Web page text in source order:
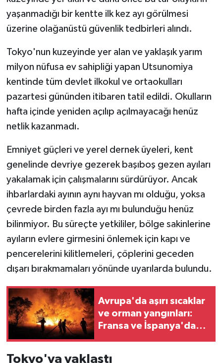
yaşanmadığı bir kentte ilk kez ayı görülmesi
üzerine olağanüstü güvenlik tedbirleri alındı.
Tokyo'nun kuzeyinde yer alan ve yaklaşık yarım
milyon nüfusa ev sahipliği yapan Utsunomiya
kentinde tüm devlet ilkokul ve ortaokulları
pazartesi gününden itibaren tatil edildi. Okulların
hafta içinde yeniden açılıp açılmayacağı henüz
netlik kazanmadı.
Emniyet güçleri ve yerel dernek üyeleri, kent
genelinde devriye gezerek başıboş gezen ayıları
yakalamak için çalışmalarını sürdürüyor. Ancak
ihbarlardaki ayının aynı hayvan mı olduğu, yoksa
çevrede birden fazla ayı mı bulunduğu henüz
bilinmiyor. Bu süreçte yetkililer, bölge sakinlerine
ayıların evlere girmesini önlemek için kapı ve
pencerelerini kilitlemeleri, çöplerini geceden
dışarı bırakmamaları yönünde uyarılarda bulundu.
Avrupa'da aşırı sıcaklar
ve orman yangınları:
Fransa ve İspanya'da
Tokyo'ya yaklaştı
MAGAZİN
Nöbetçi Eczaneler
SAĞLIK
SİYASET
SPOR
TATLISU
TEKNOLOJİ
TİCARET
YAŞAM